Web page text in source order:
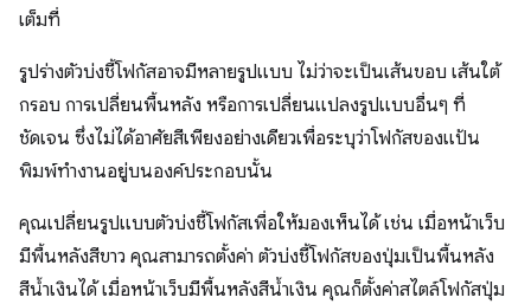
เต็มที่
รูปร่างตัวบ่งชี้โฟกัสอาจมีหลายรูปแบบ ไม่ว่าจะเป็นเส้นขอบ เส้นใต้
กรอบ การเปลี่ยนพื้นหลัง หรือการเปลี่ยนแปลงรูปแบบอื่นๆ ที่
ชัดเจน ซึ่งไม่ได้อาศัยสีเพียงอย่างเดียวเพื่อระบุว่าโฟกัสของแป้น
พิมพ์ทำงานอยู่บนองค์ประกอบนั้น
คุณเปลี่ยนรูปแบบตัวบ่งชี้โฟกัสเพื่อให้มองเห็นได้ เช่น เมื่อหน้าเว็บ
มีพื้นหลังสีขาว คุณสามารถตั้งค่า ตัวบ่งชี้โฟกัสของปุ่มเป็นพื้นหลัง
สีน้ำเงินได้ เมื่อหน้าเว็บมีพื้นหลังสีน้ำเงิน คุณก็ตั้งค่าสไตล์โฟกัสปุ่ม